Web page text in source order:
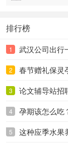
排行榜
1 武汉公司出行
2 春节赠礼保灵
3 论文辅导站招
4 孕期该怎么吃
5 这种应季水果